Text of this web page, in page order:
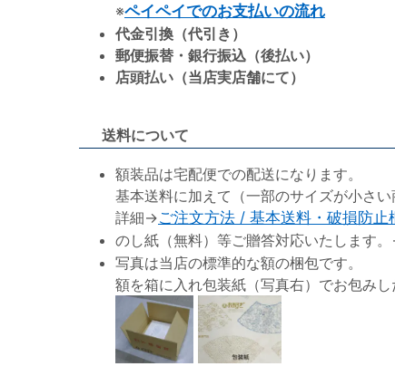
※ペイペイでのお支払いの流れ
代金引換（代引き）
郵便振替・銀行振込（後払い）
店頭払い（当店実店舗にて）
送料について
額装品は宅配便での配送になります。
基本送料に加えて（一部のサイズが小さ
詳細→ご注文方法 / 基本送料・破損防止
のし紙（無料）等ご贈答対応いたします
写真は当店の標準的な額の梱包です。
額を箱に入れ包装紙（写真右）でお包み